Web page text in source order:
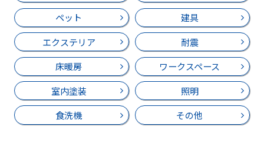
ペット
建具
エクステリア
耐震
床暖房
ワークスペース
室内塗装
照明
食洗機
その他